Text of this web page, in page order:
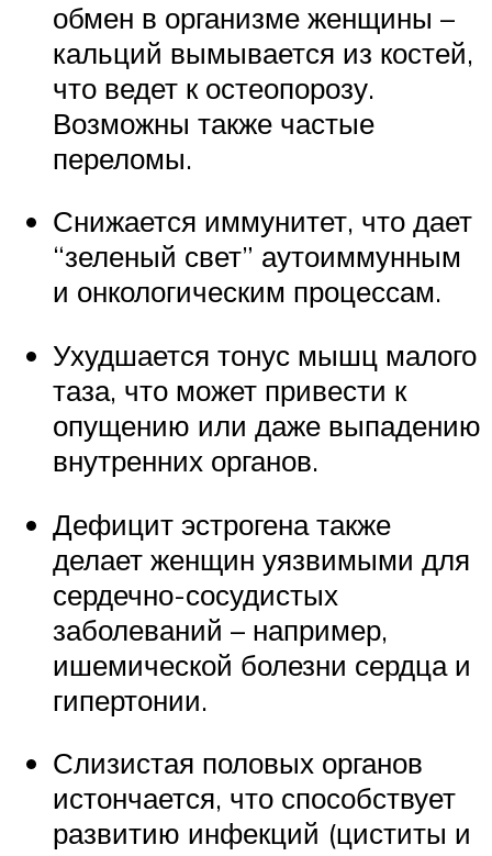
обмен в организме женщины –
кальций вымывается из костей,
что ведет к остеопорозу.
Возможны также частые
переломы.
Снижается иммунитет, что дает
“зеленый свет” аутоиммунным
и онкологическим процессам.
Ухудшается тонус мышц малого
таза, что может привести к
опущению или даже выпадению
внутренних органов.
Дефицит эстрогена также
делает женщин уязвимыми для
сердечно-сосудистых
заболеваний – например,
ишемической болезни сердца и
гипертонии.
Слизистая половых органов
истончается, что способствует
развитию инфекций (циститы и